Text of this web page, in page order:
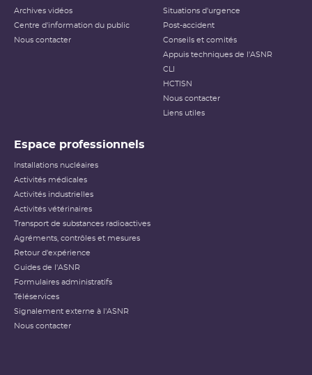
Archives vidéos
Centre d'information du public
Nous contacter
Situations d'urgence
Post-accident
Conseils et comités
Appuis techniques de l'ASNR
CLI
HCTISN
Nous contacter
Liens utiles
Espace professionnels
Installations nucléaires
Activités médicales
Activités industrielles
Activités vétérinaires
Transport de substances radioactives
Agréments, contrôles et mesures
Retour d'expérience
Guides de l'ASNR
Formulaires administratifs
Téléservices
Signalement externe à l'ASNR
Nous contacter